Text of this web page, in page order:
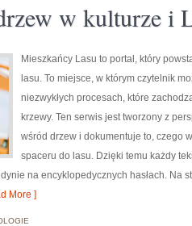
w kulturze i
Mieszkańcy Lasu to portal, który
lasu. To miejsce, w którym czytelnik
niezwykłych procesach, które
krzewy. Ten serwis jest tworzony z
wśród drzew i dokumentuje to, czego
spaceru do lasu. Dzięki temu każdy
na encyklopedycznych hasłach. Na
More ]